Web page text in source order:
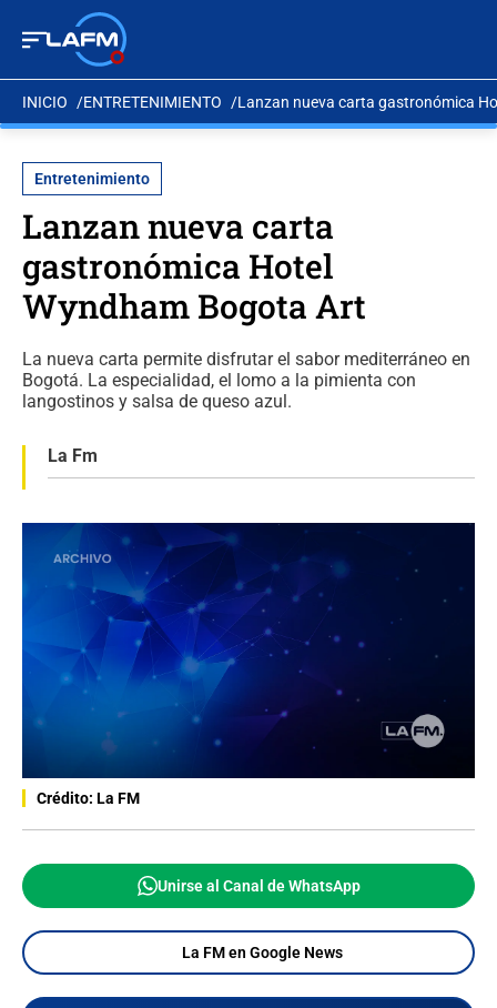
INICIO ENTRETENIMIENTO Lanzan nueva carta gastronómica
Entretenimiento
Lanzan nueva carta
gastronómica Hotel
Wyndham Bogota Art
La nueva carta permite disfrutar el sabor mediterráneo en
Bogotá. La especialidad, el lomo a la pimienta con
langostinos y salsa de queso azul.
La Fm
Crédito: La FM
Unirse al Canal de WhatsApp
La FM en Google News